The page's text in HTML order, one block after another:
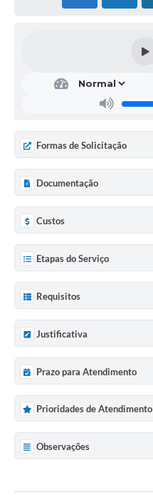
Formas de Solicitação
Documentação
Custos
Etapas do Serviço
Requisitos
Justificativa
Prazo para Atendimento
Prioridades de Atendimento
Observações